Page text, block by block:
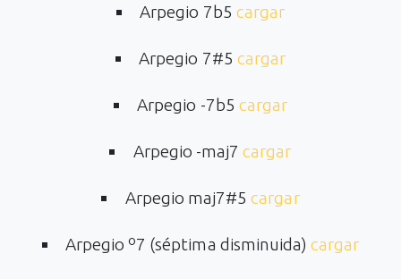
Arpegio 7b5 cargar
Arpegio 7#5 cargar
Arpegio -7b5 cargar
Arpegio -maj7cargar
Arpegio maj7#5cargar
Arpegio º7 (séptima disminuida)cargar